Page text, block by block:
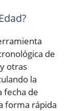
de
otras
la
fecha de
forma rápida